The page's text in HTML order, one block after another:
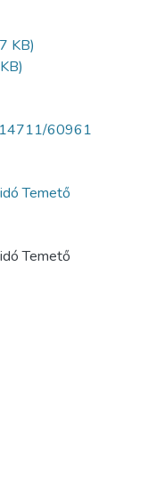
KB)
60961
Temető
Temető